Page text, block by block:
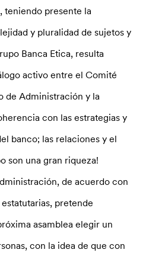
teniendo presente la
y pluralidad de sujetos y
Banca Etica, resulta
activo entre el Comité
de Administración y la
con las estrategias y
banco; las relaciones y el
son una gran riqueza!
de acuerdo con
pretende
asamblea elegir un
con la idea de que con